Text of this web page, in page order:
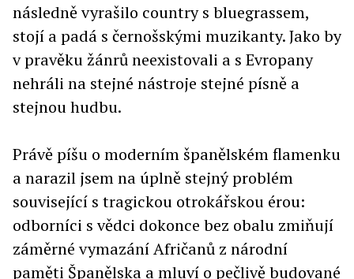
následně vyrašilo country s bluegrassem,
stojí a padá s černošskými muzikanty. Jako by
v pravěku žánrů neexistovali a s Evropany
nehráli na stejné nástroje stejné písně a
stejnou hudbu.
Právě píšu o moderním španělském flamenku
a narazil jsem na úplně stejný problém
související s tragickou otrokářskou érou:
odborníci s vědci dokonce bez obalu zmiňují
záměrné vymazání Afričanů z národní
paměti Španělska a mluví o pečlivě budované